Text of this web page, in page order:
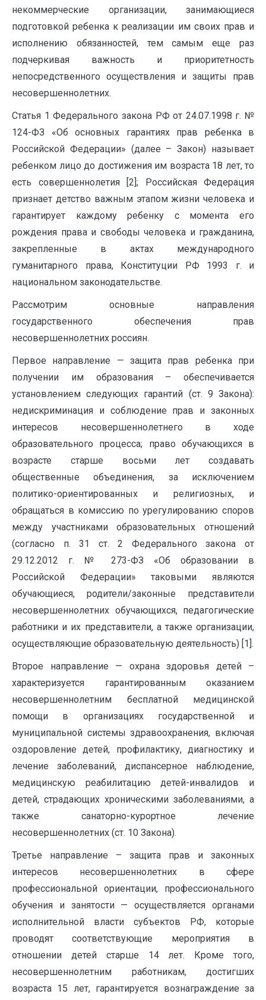
некоммерческие организации, занимающиеся
подготовкой ребенка к реализации им своих прав и
исполнению обязанностей, тем самым еще раз
подчеркивая важность и приоритетность
непосредственного осуществления и защиты прав
несовершеннолетних.
Статья 1 Федерального закона РФ от 24.07.1998 г. №
124-ФЗ «Об основных гарантиях прав ребенка в
Российской Федерации» (далее – Закон) называет
ребенком лицо до достижения им возраста 18 лет, то
есть совершеннолетия [2]; Российская Федерация
признает детство важным этапом жизни человека и
гарантирует каждому ребенку с момента его
рождения права и свободы человека и гражданина,
закрепленные в актах международного
гуманитарного права, Конституции РФ 1993 г. и
национальном законодательстве.
Рассмотрим основные направления
государственного обеспечения прав
несовершеннолетних россиян.
Первое направление — защита прав ребенка при
получении им образования – обеспечивается
установлением следующих гарантий (ст. 9 Закона):
недискриминация и соблюдение прав и законных
интересов несовершеннолетнего в ходе
образовательного процесса; право обучающихся в
возрасте старше восьми лет создавать
общественные объединения, за исключением
политико-ориентированных и религиозных, и
обращаться в комиссию по урегулированию споров
между участниками образовательных отношений
(согласно п. 31 ст. 2 Федерального закона от
29.12.2012 г. № 273-ФЗ «Об образовании в
Российской Федерации» таковыми являются
обучающиеся, родители/законные представители
несовершеннолетних обучающихся, педагогические
работники и их представители, а также организации,
осуществляющие образовательную деятельность) [1].
Второе направление — охрана здоровья детей –
характеризуется гарантированным оказанием
несовершеннолетним бесплатной медицинской
помощи в организациях государственной и
муниципальной системы здравоохранения, включая
оздоровление детей, профилактику, диагностику и
лечение заболеваний, диспансерное наблюдение,
медицинскую реабилитацию детей-инвалидов и
детей, страдающих хроническими заболеваниями, а
также санаторно-курортное лечение
несовершеннолетних (ст. 10 Закона).
Третье направление – защита прав и законных
интересов несовершеннолетних в сфере
профессиональной ориентации, профессионального
обучения и занятости — осуществляется органами
исполнительной власти субъектов РФ, которые
проводят соответствующие мероприятия в
отношении детей старше 14 лет. Кроме того,
несовершеннолетним работникам, достигших
возраста 15 лет, гарантируется вознаграждение за